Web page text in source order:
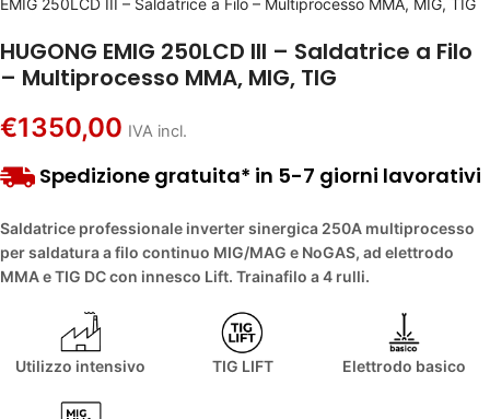
EMIG 250LCD III – Saldatrice a Filo – Multiprocesso MMA, MIG, TIG
HUGONG EMIG 250LCD III – Saldatrice a Filo
– Multiprocesso MMA, MIG, TIG
€1350,00 IVA incl.
Spedizione gratuita* in 5-7 giorni lavorativi
Saldatrice professionale inverter sinergica 250A multiprocesso
per saldatura a filo continuo MIG/MAG e NoGAS, ad elettrodo
MMA e TIG DC con innesco Lift. Trainafilo a 4 rulli.
Utilizzo intensivo TIG LIFT Elettrodo basico